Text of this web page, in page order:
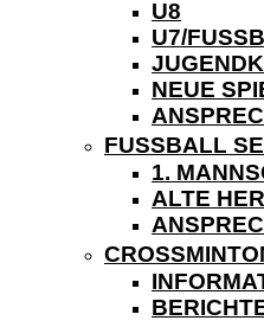
U8
U7/
NEUE
FUSSBALL
1.
ALTE